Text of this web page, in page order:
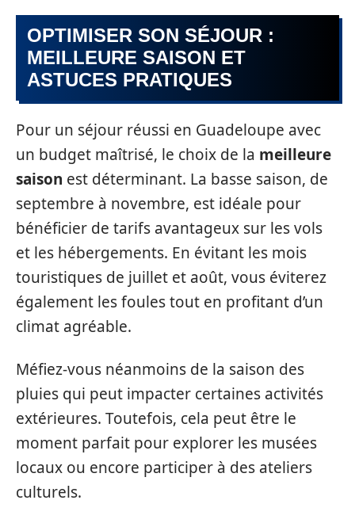
OPTIMISER SON SÉJOUR :
MEILLEURE SAISON ET
ASTUCES PRATIQUES
Pour un séjour réussi en Guadeloupe avec
un budget maîtrisé, le choix de la meilleure
saison est déterminant. La basse saison, de
septembre à novembre, est idéale pour
bénéficier de tarifs avantageux sur les vols
et les hébergements. En évitant les mois
touristiques de juillet et août, vous éviterez
également les foules tout en profitant d’un
climat agréable.
Méfiez-vous néanmoins de la saison des
pluies qui peut impacter certaines activités
extérieures. Toutefois, cela peut être le
moment parfait pour explorer les musées
locaux ou encore participer à des ateliers
culturels.